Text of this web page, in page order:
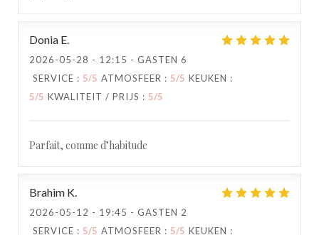
Donia E
2026-05-28 - 12:15 - GASTEN 6
SERVICE : 5/5 ATMOSFEER : 5/5 KEUKEN :
5/5 KWALITEIT / PRIJS : 5/5
Parfait, comme d’habitude
Brahim K
2026-05-12 - 19:45 - GASTEN 2
SERVICE : 5/5 ATMOSFEER : 5/5 KEUKEN :